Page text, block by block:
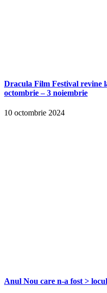
Dracula Film Festival revine
octombrie – 3 noiembrie
10 octombrie 2024
Anul Nou care n-a fost >